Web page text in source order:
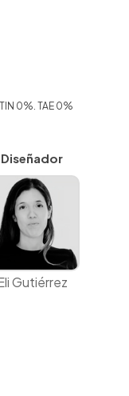
0%. TAE 0%
Diseñador
Gutiérrez